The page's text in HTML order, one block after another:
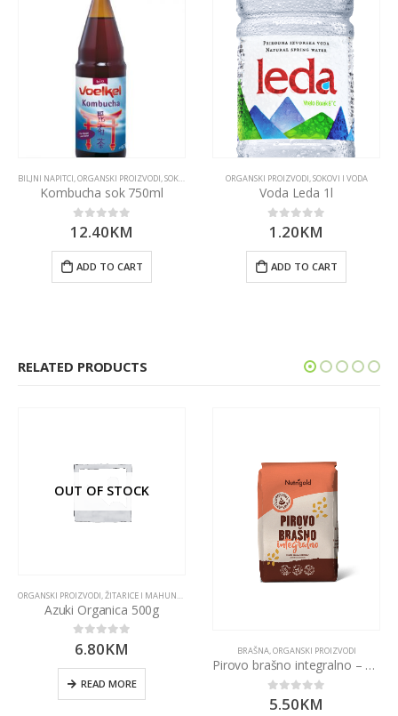
BILJNI NAPITCI,ORGANSKI PROIZVODI,SOKOVI I VODA
Kombucha sok 750ml
0 out of 5
12.40KM
ADD TO CART
ORGANSKI PROIZVODI,SOKOVI I VODA
Voda Leda 1l
0out of 5
1.20KM
ADD TO CART
RELATED PRODUCTS
OUT OF STOCK
ORGANSKI PROIZVODI,ŽITARICE I MAHUNARKE
Azuki Organica 500g
0out of 5
6.80KM
READ MORE
BRAŠNA,ORGANSKI PROIZVODI
Pirovo brašno integralno – 1000g Nutrigold
0out of 5
5.50KM